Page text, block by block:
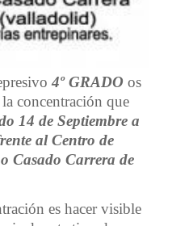
4º GRADO os
concentración que
14 de Septiembre a
al Centro de
Casado Carrera de
es hacer visible